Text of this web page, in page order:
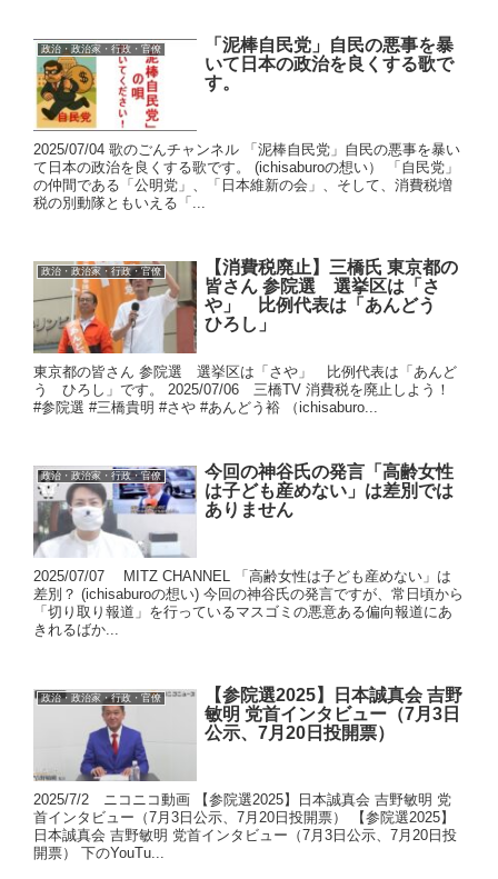
政治・政治家・行政・官僚
「泥棒自民党」自民の悪事を暴
いて日本の政治を良くする歌で
す。
2025/07/04 歌のごんチャンネル 「泥棒自民党」自民の悪事を暴い
て日本の政治を良くする歌です。 (ichisaburoの想い） 「自民党」
の仲間である「公明党」、「日本維新の会」、そして、消費税増
税の別動隊ともいえる「...
政治・政治家・行政・官僚
【消費税廃止】三橋氏 東京都の
皆さん 参院選 選挙区は「さ
や」 比例代表は「あんどう
ひろし」
東京都の皆さん 参院選 選挙区は「さや」 比例代表は「あんど
う ひろし」です。 2025/07/06 三橋TV 消費税を廃止しよう！
#参院選 #三橋貴明 #さや #あんどう裕 （ichisaburo...
政治・政治家・行政・官僚
今回の神谷氏の発言「高齢女性
は子ども産めない」は差別では
ありません
2025/07/07 MITZ CHANNEL 「高齢女性は子ども産めない」は
差別？ (ichisaburoの想い) 今回の神谷氏の発言ですが、常日頃から
「切り取り報道」を行っているマスゴミの悪意ある偏向報道にあ
きれるばか...
政治・政治家・行政・官僚
【参院選2025】日本誠真会 吉野
敏明 党首インタビュー（7月3日
公示、7月20日投開票）
2025/7/2 ニコニコ動画 【参院選2025】日本誠真会 吉野敏明 党
首インタビュー（7月3日公示、7月20日投開票） 【参院選2025】
日本誠真会 吉野敏明 党首インタビュー（7月3日公示、7月20日投
開票） 下のYouTu...